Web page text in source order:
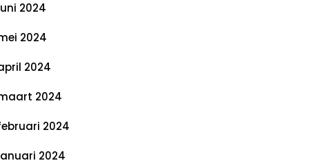
2024
2024
2024
2024
2024
2024